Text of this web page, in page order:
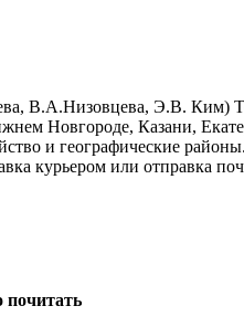
В.А.Низовцева, Э.В. Ким)
Новгороде, Казани,
и географические
курьером или отправка
почитать